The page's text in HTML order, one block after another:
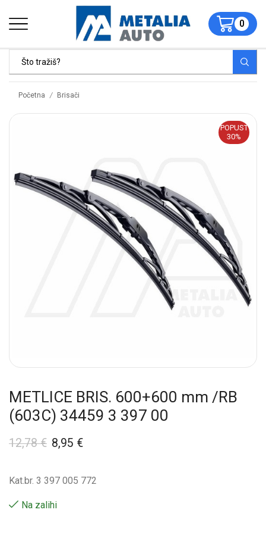
0
Početna / Brisači
POPUST
30%
METLICE BRIS. 600+600 mm /RB
(603C) 34459 3 397 00
12,78€ 8,95 €
Kat.br. 3 397 005 772
Na zalihi